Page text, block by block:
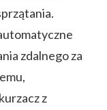
zdalnego za
z